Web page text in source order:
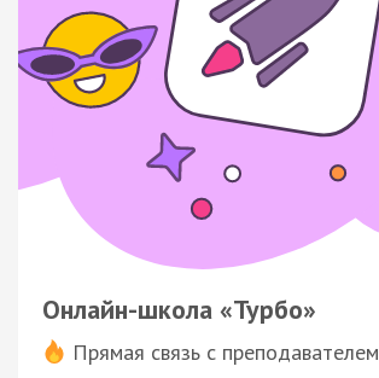
Онлайн-школа «Турбо»
Прямая связь с преподавателем